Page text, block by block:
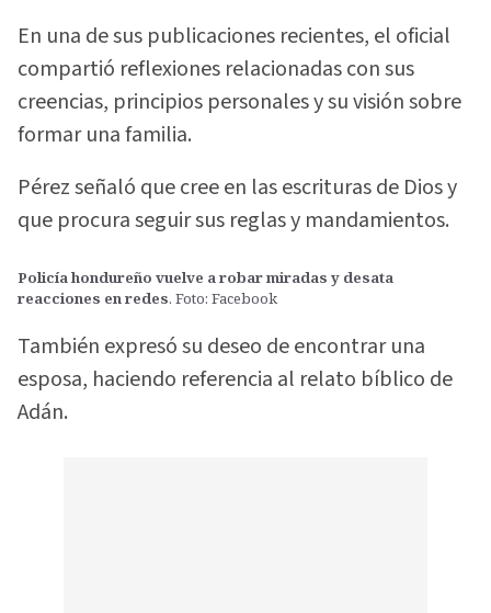
En una de sus publicaciones recientes, el oficial
compartió reflexiones relacionadas con sus
creencias, principios personales y su visión sobre
formar una familia.
Pérez señaló que cree en las escrituras de Dios y
que procura seguir sus reglas y mandamientos.
Policía hondureño vuelve a robar miradas y desata
reacciones en redes. Foto: Facebook
También expresó su deseo de encontrar una
esposa, haciendo referencia al relato bíblico de
Adán.